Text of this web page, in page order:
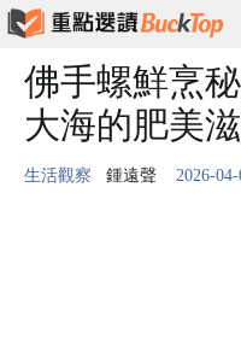
情緒與心理 工作
佛手螺鮮烹
大海的肥美
生活觀察 鍾遠聲 2026-04-